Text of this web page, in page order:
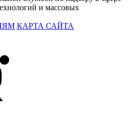
и массовых
КАРТА САЙТА